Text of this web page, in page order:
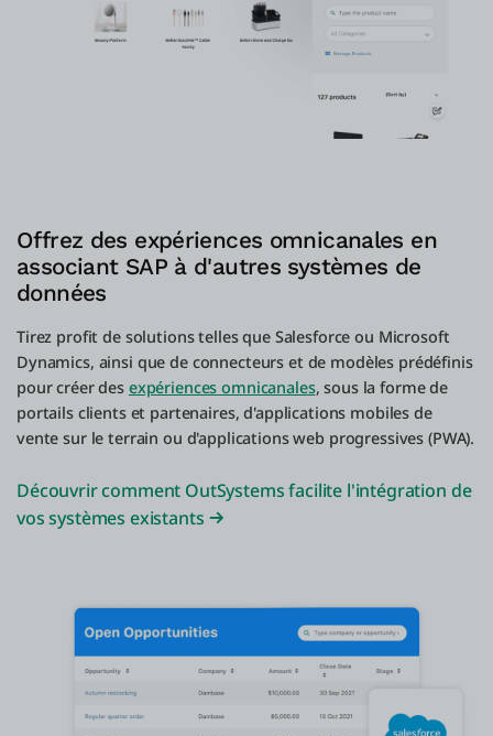
Offrez des expériences omnicanales en
associant SAP à d'autres systèmes de
données
Tirez profit de solutions telles que Salesforce ou Microsoft
Dynamics, ainsi que de connecteurs et de modèles prédéfinis
pour créer des expériences omnicanales, sous la forme de
portails clients et partenaires, d'applications mobiles de
vente sur le terrain ou d'applications web progressives (PWA).
Découvrir comment OutSystems facilite l'intégration de
vos systèmes existants